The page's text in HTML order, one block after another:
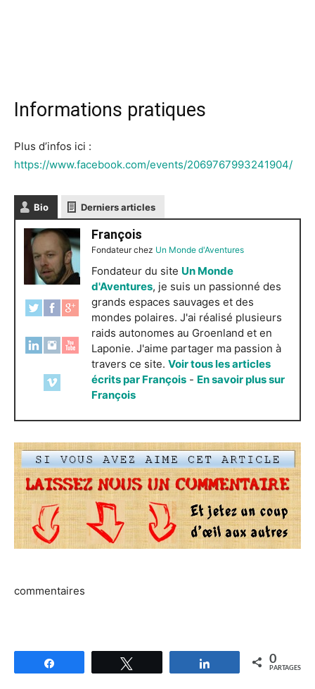
Informations pratiques
Plus d’infos ici :
https://www.facebook.com/events/2069767993241904/
Bio Derniers articles
François
Fondateurchez Un Monde d'Aventures
Fondateur du site Un Monde
d'Aventures, je suis un passionné des
grands espaces sauvages et des
mondes polaires. J'ai réalisé plusieurs
raids autonomes au Groenland et en
Laponie. J'aime partager ma passion à
travers ce site. Voir tous les articles
écrits par François - En savoir plus sur
François
commentaires
Partagez 0
PARTAGES